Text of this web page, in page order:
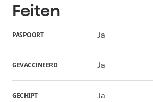
Feiten
PASPOORT Ja
GEVACCINEERD Ja
GECHIPT Ja